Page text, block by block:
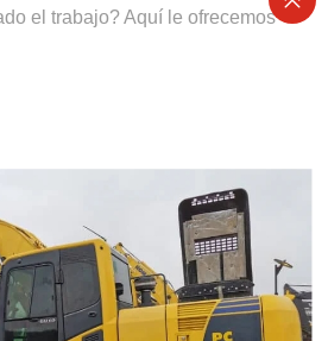
el trabajo? Aquí le ofrecemos